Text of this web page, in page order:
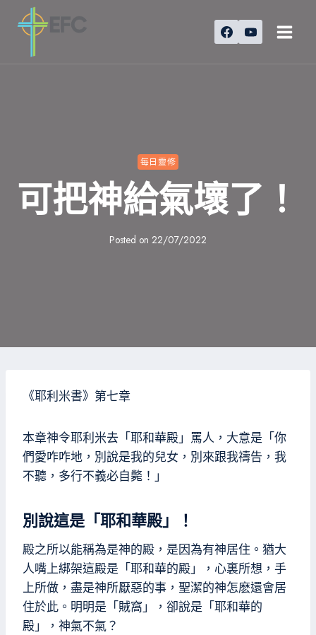
每日靈修
可把神給氣壞了！
Posted on 22/07/2022
《耶利米書》第七章
本章神令耶利米去「耶和華殿」罵人，大意是「你
們愛咋咋地，別說是我的兒女，別來跟我禱告，我
不聽，多行不義必自斃！」
別說這是「耶和華殿」！
殿之所以能稱為是神的殿，是因為有神居住。猶大
人嘴上綁架這殿是「耶和華的殿」，心裏所想，手
上所做，盡是神所厭惡的事，聖潔的神怎麽還會居
住於此。明明是「賊窩」，卻說是「耶和華的
殿」，神氣不氣？